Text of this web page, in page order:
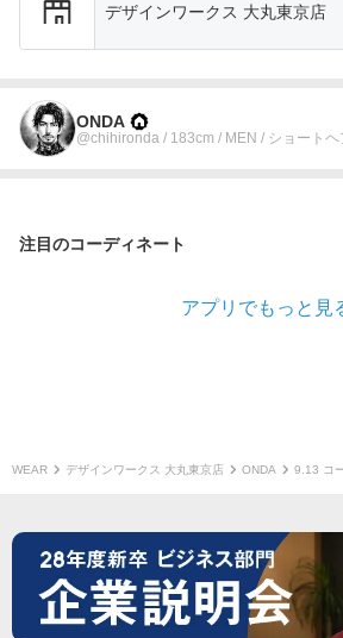
デザインワークス 大丸東京店
ONDA
@chihironda / 183cm / MEN / ショートヘ
注目のコーディネート
アプリでもっと見
WEAR デザインワークス 大丸東京店 ONDA 9.13 コ